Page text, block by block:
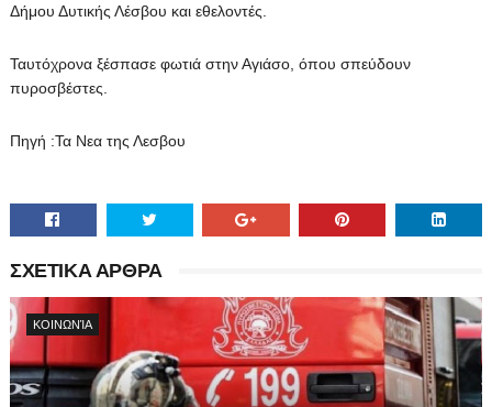
Δήμου Δυτικής Λέσβου και εθελοντές.
Ταυτόχρονα ξέσπασε φωτιά στην Αγιάσο, όπου σπεύδουν
πυροσβέστες.
Πηγή :Τα Νεα της Λεσβου
ΣΧΕΤΙΚΑ ΑΡΘΡΑ
ΚΟΙΝΩΝΊΑ